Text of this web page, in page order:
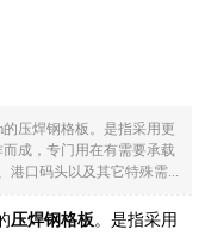
压焊钢格板。是指采用更
而成，专门用在有需要承载
港口码头以及其它特殊需...
压焊钢格板 。是指采用